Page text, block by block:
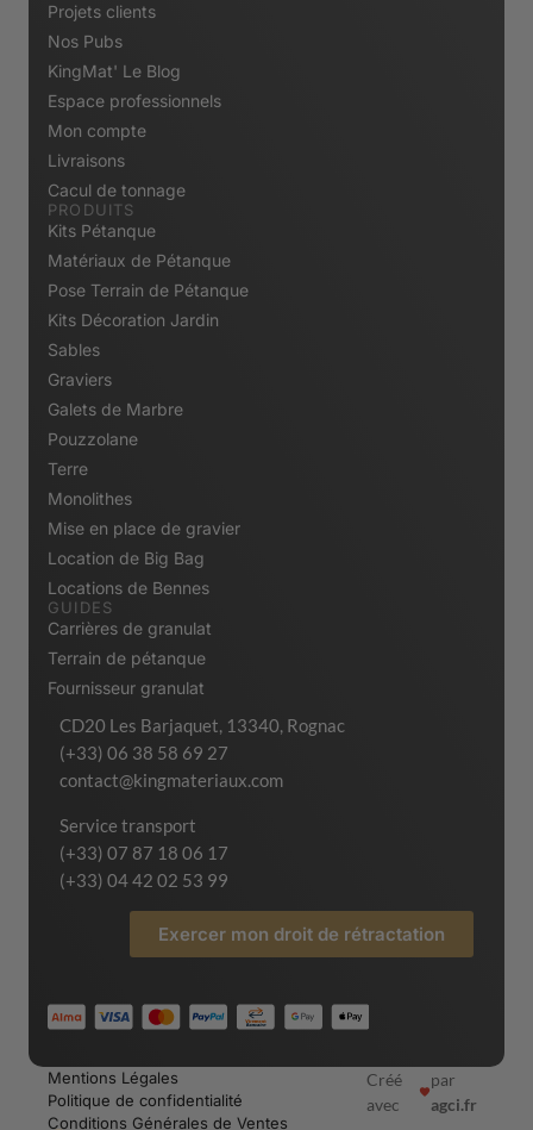
Projets clients
Nos Pubs
KingMat' Le Blog
Espace professionnels
Mon compte
Livraisons
Cacul de tonnage
PRODUITS
Kits Pétanque
Matériaux de Pétanque
Pose Terrain de Pétanque
Kits Décoration Jardin
Sables
Graviers
Galets de Marbre
Pouzzolane
Terre
Monolithes
Mise en place de gravier
Location de Big Bag
Locations de Bennes
GUIDES
Carrières de granulat
Terrain de pétanque
Fournisseur granulat
CD20 Les Barjaquet, 13340, Rognac
(+33) 06 38 58 69 27
contact@kingmateriaux.com
Service transport
(+33) 07 87 18 06 17
(+33) 04 42 02 53 99
Exercer mon droit de rétractation
Mentions Légales
Politique de confidentialité
Conditions Générales de Ventes
Créé
avec
par
agci.fr